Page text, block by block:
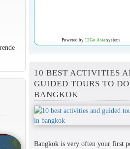
Powered by 12Go Asiasystem
10 BEST ACTIVITIES
GUIDED TOURS TO
BANGKOK
Bangkok is very often your first